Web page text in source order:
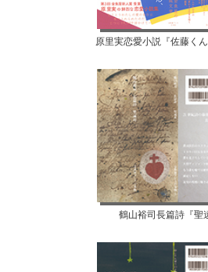
原里実恋愛小説『佐藤くん
鶴山裕司長篇詩『聖